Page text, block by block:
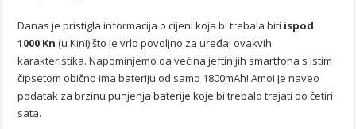
Danas je pristigla informacija o cijeni koja bi trebala biti ispod
1000 Kn (u Kini) što je vrlo povoljno za uređaj ovakvih
karakteristika. Napominjemo da većina jeftinijih smartfona s istim
čipsetom obično ima bateriju od samo 1800mAh! Amoi je naveo
podatak za brzinu punjenja baterije koje bi trebalo trajati do četiri
sata.